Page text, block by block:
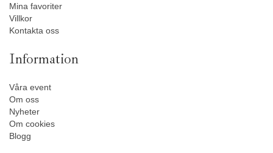
Mina favoriter
Villkor
Kontakta oss
Information
Våra event
Om oss
Nyheter
Om cookies
Blogg